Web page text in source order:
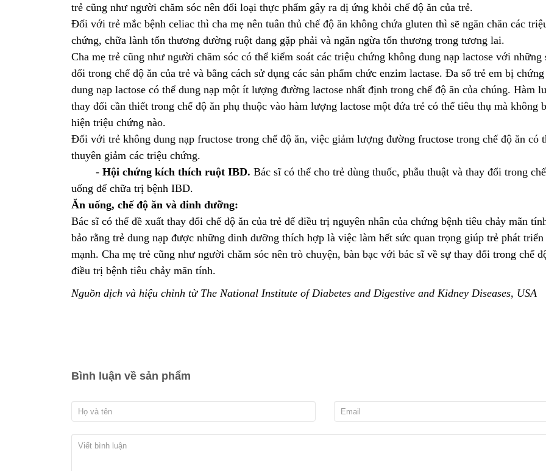
trẻ cũng như người chăm sóc nên đổi loại thực phẩm gây ra dị ứng khỏi chế độ ăn của trẻ.
Đối với trẻ mắc bệnh celiac thì cha mẹ nên tuân thủ chế độ ăn không chứa gluten thì sẽ ngăn chăn các
chứng, chữa lành tổn thương đường ruột đang gặp phải và ngăn ngừa tổn thương trong tương lai.
Cha mẹ trẻ cũng như người chăm sóc có thể kiểm soát các triệu chứng không dung nạp lactose với những
đổi trong chế độ ăn của trẻ và bằng cách sử dụng các sản phẩm chức enzim lactase. Đa số trẻ em bị
dung nạp lactose có thể dung nạp một ít lượng đường lactose nhất định trong chế độ ăn của chúng. Hàm
thay đổi cần thiết trong chế độ ăn phụ thuộc vào hàm lượng lactose một đứa trẻ có thể tiêu thụ mà không
hiện triệu chứng nào.
Đối với trẻ không dung nạp fructose trong chế độ ăn, việc giảm lượng đường fructose trong chế độ ăn có
thuyên giảm các triệu chứng.
- Hội chứng kích thích ruột IBD. Bác sĩ có thể cho trẻ dùng thuốc, phẫu thuật và thay đổi trong
uống để chữa trị bệnh IBD.
Ăn uống, chế độ ăn và dinh dưỡng:
Bác sĩ có thể đề xuất thay đổi chế độ ăn của trẻ để điều trị nguyên nhân của chứng bệnh tiêu chảy mãn
bảo rằng trẻ dung nạp được những dinh dưỡng thích hợp là việc làm hết sức quan trọng giúp trẻ phát triển
mạnh. Cha mẹ trẻ cũng như người chăm sóc nên trò chuyện, bàn bạc với bác sĩ về sự thay đổi trong chế
điều trị bệnh tiêu chảy mãn tính.
Nguồn dịch và hiệu chỉnh từ The National Institute of Diabetes and Digestive and Kidney Diseases, USA
Bình luận về sản phẩm